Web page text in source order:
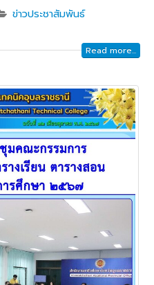
ข่าวประชาสัมพันธ์
Read more...